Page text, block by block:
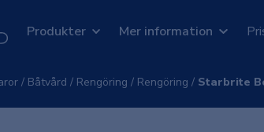
Produkter Mer information
/ Båtvård / Rengöring / Rengöring / Starbrite